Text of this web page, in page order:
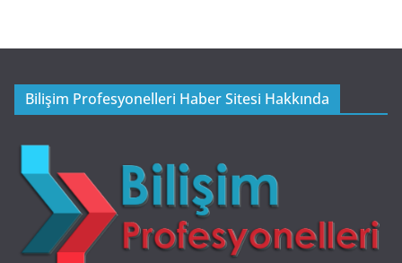
Bilişim Profesyonelleri Haber Sitesi Hakkında